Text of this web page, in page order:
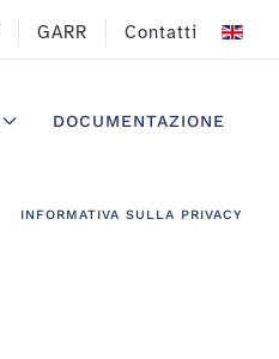
GARR Contatti
DOCUMENTAZIONE
INFORMATIVA SULLA PRIVACY